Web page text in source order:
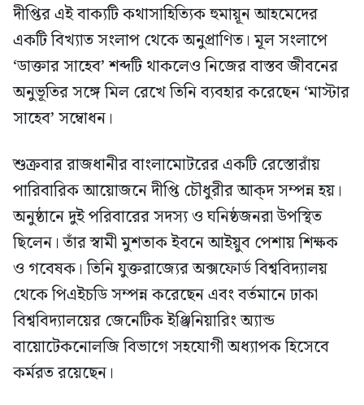
দীপ্তির এই বাক্যটি কথাসাহিত্যিক হুমায়ূন আহমেদের
একটি বিখ্যাত সংলাপ থেকে অনুপ্রাণিত। মূল সংলাপে
‘ডাক্তার সাহেব’ শব্দটি থাকলেও নিজের বাস্তব জীবনের
অনুভূতির সঙ্গে মিল রেখে তিনি ব্যবহার করেছেন ‘মাস্টার
সাহেব’ সম্বোধন।
শুক্রবার রাজধানীর বাংলামোটরের একটি রেস্তোরাঁয়
পারিবারিক আয়োজনে দীপ্তি চৌধুরীর আক্দ সম্পন্ন হয়।
অনুষ্ঠানে দুই পরিবারের সদস্য ও ঘনিষ্ঠজনরা উপস্থিত
ছিলেন। তাঁর স্বামী মুশতাক ইবনে আইয়ুব পেশায় শিক্ষক
ও গবেষক। তিনি যুক্তরাজ্যের অক্সফোর্ড বিশ্ববিদ্যালয়
থেকে পিএইচডি সম্পন্ন করেছেন এবং বর্তমানে ঢাকা
বিশ্ববিদ্যালয়ের জেনেটিক ইঞ্জিনিয়ারিং অ্যান্ড
বায়োটেকনোলজি বিভাগে সহযোগী অধ্যাপক হিসেবে
কর্মরত রয়েছেন।